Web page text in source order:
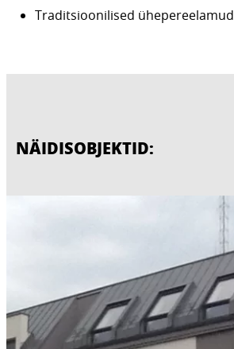
Traditsioonilised ühepereelamud
NÄIDISOBJEKTID: